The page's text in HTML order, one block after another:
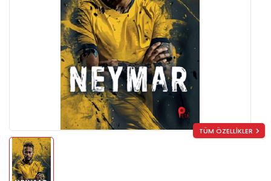
TÜM ÖZELLİKLER